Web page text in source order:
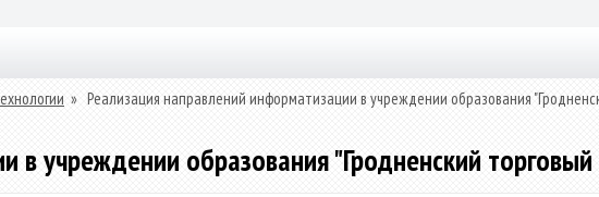
» Реализация направлений информатизации в учреждении образования
в учреждении образования "Гродненский